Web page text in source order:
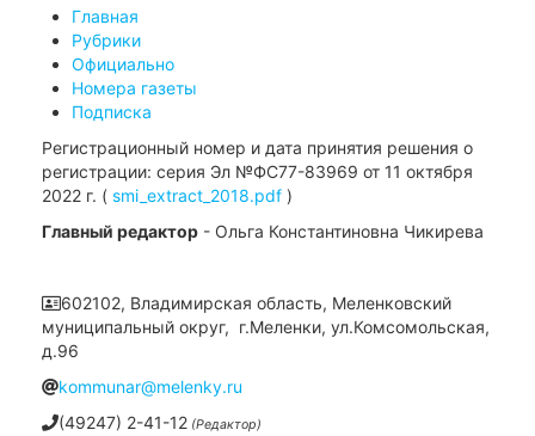
Главная
Рубрики
Официально
Номера газеты
Подписка
Регистрационный номер и дата принятия решения о
регистрации: серия Эл №ФС77-83969 от 11 октября
2022 г. ( smi_extract_2018.pdf )
Главный редактор - Ольга Константиновна Чикирева
602102, Владимирская область, Меленковский
муниципальный округ, г.Меленки, ул.Комсомольская,
д.96
kommunar@melenky.ru
(49247) 2-41-12 (Редактор)